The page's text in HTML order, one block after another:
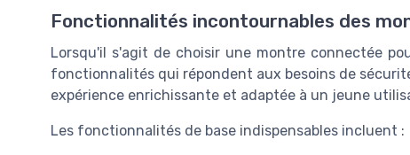
Fonctionnalités incontournables des
Lorsqu'il s'agit de choisir une montre connectée
fonctionnalités qui répondent aux besoins de
expérience enrichissante et adaptée à un jeune
Les fonctionnalités de base indispensables incluent :